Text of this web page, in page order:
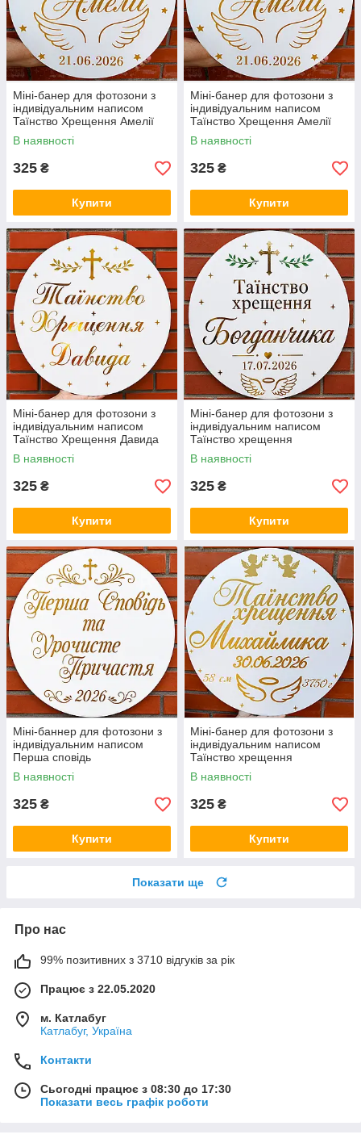
Міні-банер для фотозони з
індивідуальним написом
Таїнство Хрещення Амелії
В наявності
325 ₴
Купити
Міні-банер для фотозони з
індивідуальним написом
Таїнство Хрещення Амелії
В наявності
325 ₴
Купити
Міні-банер для фотозони з
індивідуальним написом
Таїнство Хрещення Давида
В наявності
325 ₴
Купити
Міні-банер для фотозони з
індивідуальним написом
Таїнство хрещення
Богданчика
В наявності
325 ₴
Купити
Міні-баннер для фотозони з
індивідуальним написом
Перша сповідь
В наявності
325 ₴
Купити
Міні-банер для фотозони з
індивідуальним написом
Таїнство хрещення
Михайлика
В наявності
325 ₴
Купити
Показати ще
Про нас
99% позитивних з 3710 відгуків за рік
Працює з 22.05.2020
м. Катлабуг
Катлабуг, Україна
Контакти
Сьогодні працює з 08:30 до 17:30
Показати весь графік роботи